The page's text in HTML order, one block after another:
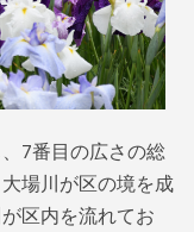
7番目の広さの総
場川が区の境を成
区内を流れてお